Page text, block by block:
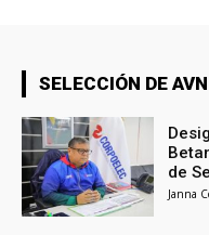
SELECCIÓN DE AVN
de
Janna